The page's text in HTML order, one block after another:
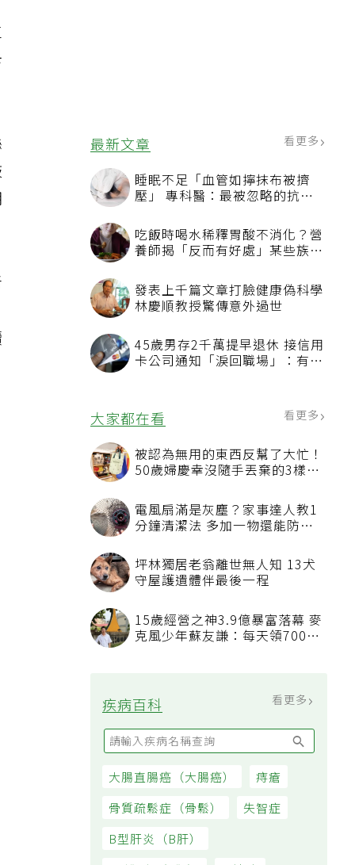
最新文章 看更多
睡眠不足「血管如擰抹布被擠
壓」 專科醫：最被忽略的抗老
吃飯時喝水稀釋胃酸不消化？營
養師揭「反而有好處」某些族群
發表上千篇文章打臉健康偽科學
林慶順教授驚傳意外過世
45歲男存2千萬提早退休 接信用
卡公司通知「淚回職場」：有錢
大家都在看
被認為無用的東西反幫了大忙！
50歲婦慶幸沒隨手丟棄的3樣物
電風扇滿是灰塵？家事達人教1
汙附著
坪林獨居老翁離世無人知 13犬
15歲經營之神3.9億暴富落幕 麥
疾病百科